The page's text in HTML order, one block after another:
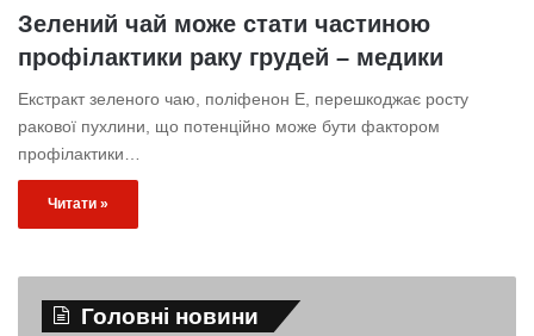
Зелений чай може стати частиною
профілактики раку грудей – медики
Екстракт зеленого чаю, поліфенон Е, перешкоджає росту
ракової пухлини, що потенційно може бути фактором
профілактики…
Читати »
Головні новини